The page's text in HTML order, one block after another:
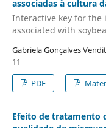
associadas à cultura
Interactive key for
associated with
Gabriela Gonçalves
11
PDF
Efeito de tratamento